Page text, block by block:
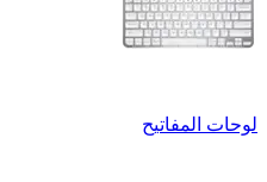
لوحات المفاتيح